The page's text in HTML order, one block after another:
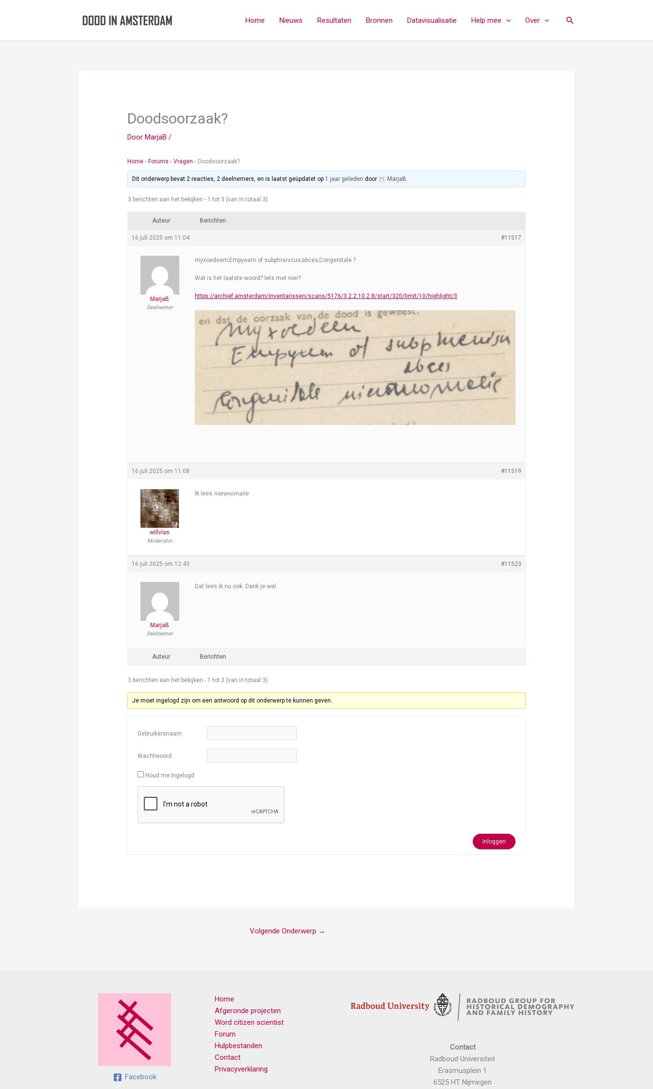
Home Nieuws Resultaten Bronnen Datavisualisatie Help mee Over Zoeken
Doodsoorzaak?
DoorMarjaB/
Home › Forums › Vragen › Doodsoorzaak?
Dit onderwerp bevat 2 reacties, 2 deelnemers, en is laatst geüpdatet op 1 jaar geleden door MarjaB.
3 berichten aan het bekijken - 1 tot 3 (van in totaal 3)
Auteur Berichten
16 juli 2025 om 11:04 #11517
MarjaB
Deelnemer
myxoedeem;Empyeem of subphrenicus;abces;Congenitale ?
Wat is het laatste woord? Iets met nier?
https://archief.amsterdam/inventarissen/scans/5176/3.2.2.10.2.8/start/320/limit/10/highlight/3
16 juli 2025 om 11:08 #11519
willvlas
Moderator
Ik lees nieranomalie
16 juli 2025 om 12:43 #11523
MarjaB
Deelnemer
Dat lees ik nu ook. Dank je wel.
Auteur Berichten
3 berichten aan het bekijken - 1 tot 3 (van in totaal 3)
Je moet ingelogd zijn om een antwoord op dit onderwerp te kunnen geven.
Gebruikersnaam:
Wachtwoord:
Houd me ingelogd
Inloggen
Volgende Onderwerp →
Facebook
Home
Afgeronde projecten
Word citizen scientist
Forum
Hulpbestanden
Contact
Privacyverklaring
Contact
Radboud Universiteit
Erasmusplein 1
6525 HT Nijmegen